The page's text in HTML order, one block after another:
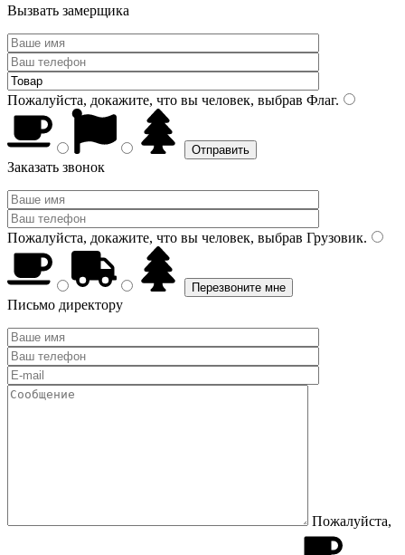
Вызвать замерщика
Пожалуйста, докажите, что вы человек, выбрав Флаг.
Заказать звонок
Пожалуйста, докажите, что вы человек, выбрав Грузовик.
Письмо директору
Пожалуйста,